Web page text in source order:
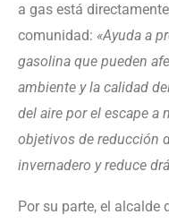
a gas está
comunidad: «Ayuda a
gasolina que pueden
ambiente y la calidad
del aire por el escape a
objetivos de reducción
invernadero y reduce
Por su parte, el alcalde